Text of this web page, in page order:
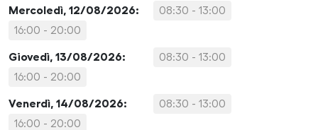
Mercoledì, 12/08/2026:
08:30 - 13:00
16:00 - 20:00
Giovedì, 13/08/2026:
08:30 - 13:00
16:00 - 20:00
Venerdì, 14/08/2026:
08:30 - 13:00
16:00 - 20:00